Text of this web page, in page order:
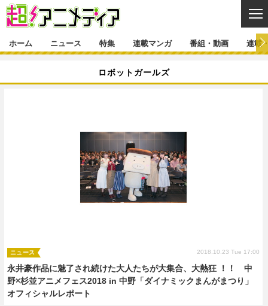
イベント
コスプレ
ラキりす
番組・動画一覧
連載・ブログ一覧
ホーム ニュース 特集 連載マンガ 番組・動画 連載
ロボットガールズ
永井豪作品に魅了され続けた大人たちが大集合、大熱狂 ！！ 中
野×杉並アニメフェス2018 in 中野「ダイナミックまんがまつり」
オフィシャルレポート
ニュース 2018.10.23 Tue 17:00